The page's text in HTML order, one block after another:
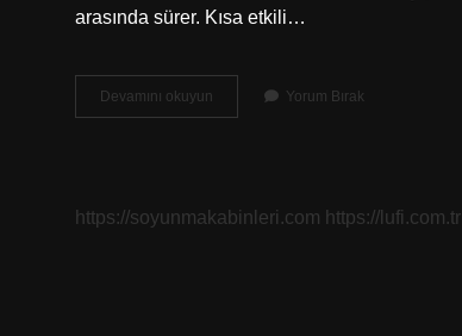
arasında sürer. Kısa etkili…
Devamını okuyun
Vücuttan
Yorum Bırak
https://soyunmakabinleri.com https://lufi.com.tr